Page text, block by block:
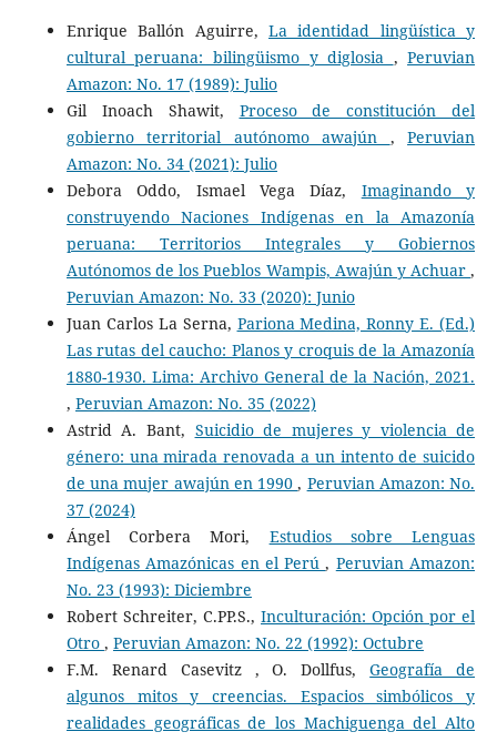
Enrique Ballón Aguirre, La identidad lingüística y
cultural peruana: bilingüismo y diglosia ,Peruvian
Amazon: No. 17 (1989): Julio
Gil Inoach Shawit, Proceso de constitución del
gobierno territorial autónomo awajún ,Peruvian
Amazon: No. 34 (2021): Julio
Debora Oddo, Ismael Vega Díaz, Imaginando y
construyendo Naciones Indígenas en la Amazonía
peruana: Territorios Integrales y Gobiernos
Autónomos de los Pueblos Wampis, Awajún y Achuar,
Peruvian Amazon: No. 33 (2020): Junio
Juan Carlos La Serna, Pariona Medina, Ronny E. (Ed.)
Las rutas del caucho: Planos y croquis de la Amazonía
1880-1930. Lima: Archivo General de la Nación, 2021.
, Peruvian Amazon: No. 35 (2022)
Astrid A. Bant, Suicidio de mujeres y violencia de
género: una mirada renovada a un intento de suicido
de una mujer awajún en 1990, Peruvian Amazon: No.
37 (2024)
Ángel Corbera Mori, Estudios sobre Lenguas
Indígenas Amazónicas en el Perú, Peruvian Amazon:
No. 23 (1993): Diciembre
Robert Schreiter, C.PP.S., Inculturación: Opción por el
Otro , Peruvian Amazon: No. 22 (1992): Octubre
F.M. Renard Casevitz , O. Dollfus,Geografía de
algunos mitos y creencias. Espacios simbólicos y
realidades geográficas de los Machiguenga del Alto